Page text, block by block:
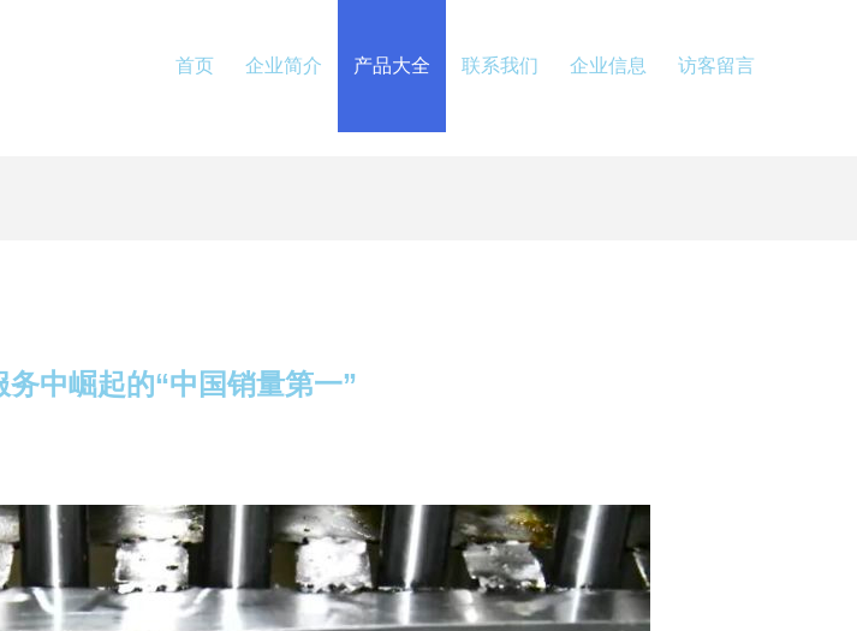
首页 企业简介 产品大全 联系我们 企业信息 访客留言
中崛起的“中国销量第一”